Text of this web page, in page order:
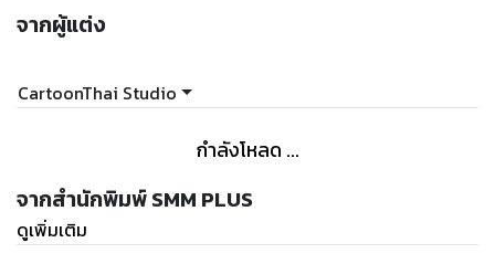
จากผู้แต่ง
CartoonThai Studio
กำลังโหลด ...
จากสำนักพิมพ์ SMM PLUS
ดูเพิ่มเติม